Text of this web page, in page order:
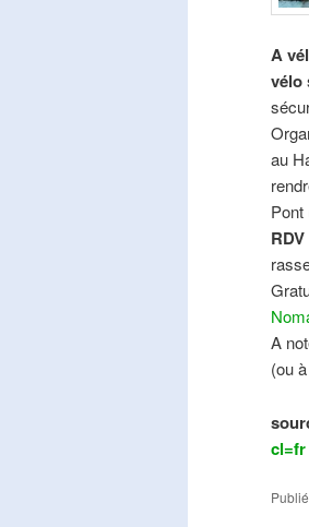
A
vélo
au
Pont
A
(ou
cl=fr